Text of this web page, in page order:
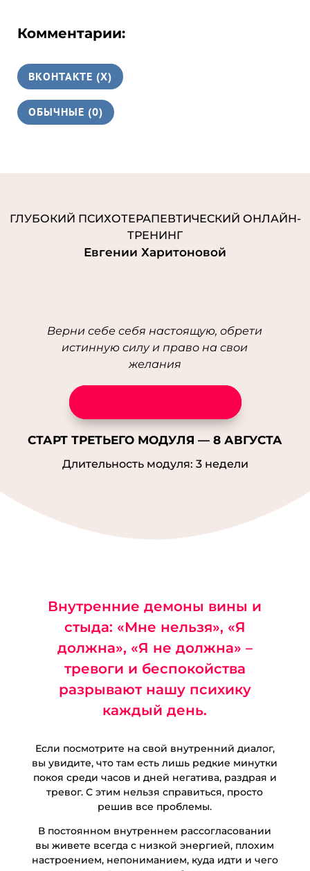
Комментарии:
ВКОНТАКТЕ (X)
ОБЫЧНЫЕ (0)
ตู้คอนโทรลสเเตนเลส- ... [Trackback] [...] Find More on that Topic:
eharitonova.ru/chto-takoe-treugolnik-karpmana-i-kak-iz-nego-
bergara b14r- ... [Trackback] [...] Read More Information here
to that Topic: eharitonova.ru/chto-takoe-treugolnik-karpmana-i-
นำเข้าสินค้าจากจีน- ... [Trackback] [...] Find More to that Topic:
eharitonova.ru/chto-takoe-treugolnik-karpmana-i-kak-iz-nego-
Buy pounds of weed online- ... [Trackback] [...] Read More on
eharitonova.ru/chto-takoe-treugolnik-karpmana-i-kak-iz-nego-
takoe-treugolnik-karpmana-i-kak-iz-nego-vybratsya/ [...]
Topic: eharitonova.ru/chto-takoe-treugolnik-karpmana-i-kak-iz-
nego-vybratsya/ [...]
ร้านขายเครื่องมือแพทย์ในอุดร - ... [Trackback] [...] Find More to
that Topic: eharitonova.ru/chto-takoe-treugolnik-karpmana-i-
kak-iz-nego-vybratsya/ [...]
Info on that Topic: eharitonova.ru/chto-takoe-treugolnik-
karpmana-i-kak-iz-nego-vybratsya/ [...]
look at this site- ... [Trackback] [...] Find More on that Topic:
eharitonova.ru/chto-takoe-treugolnik-karpmana-i-kak-iz-nego-
aksara178- ... [Trackback] [...] Find More on on that Topic:
eharitonova.ru/chto-takoe-treugolnik-karpmana-i-kak-iz-nego-
ГЛУБОКИЙ ПСИХОТЕРАПЕВТИЧЕСКИЙ ОНЛАЙН-
ТРЕНИНГ
Евгении Харитоновой
Верни себе себя настоящую, обрети
истинную силу и право на свои
желания
СТАРТ ТРЕТЬЕГО МОДУЛЯ — 8 АВГУСТА
Длительность модуля: 3 недели
Внутренние демоны вины и
стыда: «Мне нельзя», «Я
должна», «Я не должна» –
тревоги и беспокойства
разрывают нашу психику
каждый день.
Если посмотрите на свой внутренний диалог,
вы увидите, что там есть лишь редкие минутки
покоя среди часов и дней негатива, раздрая и
тревог. С этим нельзя справиться, просто
решив все проблемы.
В постоянном внутреннем рассогласовании
вы живете всегда с низкой энергией, плохим
настроением, непониманием, куда идти и чего